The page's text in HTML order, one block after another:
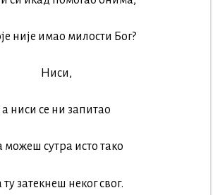
није имао милости Бог?
Ниси,
а ниси се ни запитао
можеш сутра исто тако
ту затекнеш неког свог.